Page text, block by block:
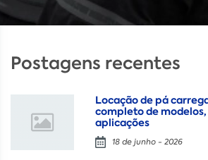
Postagens recentes
Locação de pá
completo de
aplicações
18 de junho - 2026